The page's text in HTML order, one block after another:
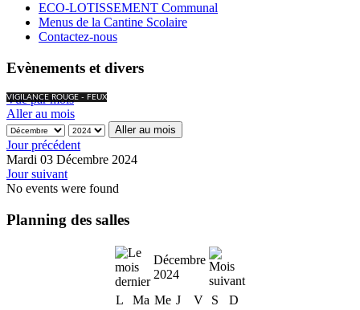
ECO-LOTISSEMENT Communal
Menus de la Cantine Scolaire
Contactez-nous
Evènements et divers
VIGILANCE ROUGE - FEUX
Vue par mois
Aller au mois
Aller au mois
Jour précédent
Mardi 03 Décembre 2024
Jour suivant
No events were found
Planning des salles
Décembre
2024
L
Ma Me J V S
D